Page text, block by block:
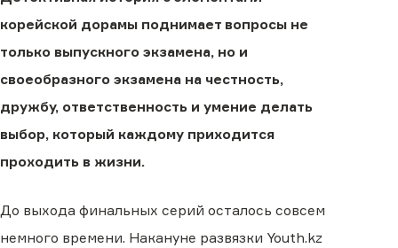
корейской дорамы поднимает вопросы не
только выпускного экзамена, но и
своеобразного экзамена на честность,
дружбу, ответственность и умение делать
выбор, который каждому приходится
проходить в жизни.
До выхода финальных серий осталось совсем
немного времени. Накануне развязки Youth.kz